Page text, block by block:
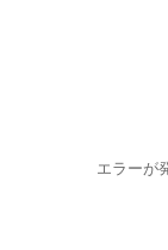
エラーが